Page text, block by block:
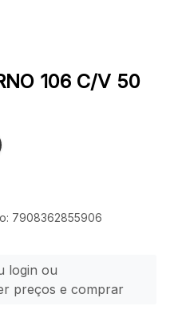
106 C/V 50
7908362855906
login ou
preços e comprar